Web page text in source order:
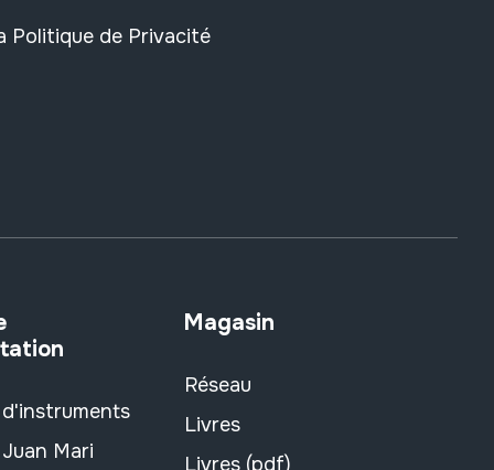
Politique de Privacité
Mari
Magasin
Réseau
Livres
Livres (pdf)